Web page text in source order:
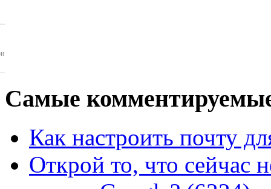
Самые
Как настроить почту
Открой то, что сейчас